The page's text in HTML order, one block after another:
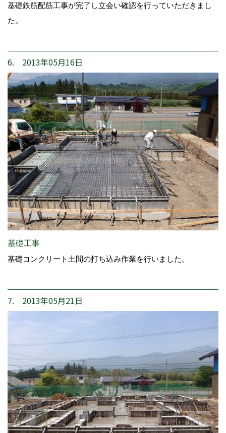
基礎鉄筋配筋工事が完了し立会い確認を行っていただきまし
た。
6. 2013年05月16日
基礎工事
基礎コンクリート土間の打ち込み作業を行いました。
7. 2013年05月21日